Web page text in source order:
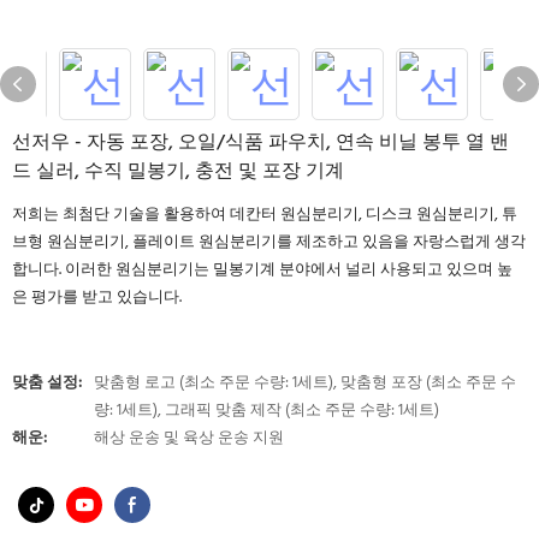
선저우 - 자동 포장, 오일/식품 파우치, 연속 비닐 봉투 열 밴
드 실러, 수직 밀봉기, 충전 및 포장 기계
저희는 최첨단 기술을 활용하여 데칸터 원심분리기, 디스크 원심분리기, 튜
브형 원심분리기, 플레이트 원심분리기를 제조하고 있음을 자랑스럽게 생각
합니다. 이러한 원심분리기는 밀봉기계 분야에서 널리 사용되고 있으며 높
은 평가를 받고 있습니다.
맞춤 설정: 맞춤형 로고 (최소 주문 수량: 1세트), 맞춤형 포장 (최소 주문 수
량: 1세트), 그래픽 맞춤 제작 (최소 주문 수량: 1세트)
해운:
해상 운송 및 육상 운송 지원